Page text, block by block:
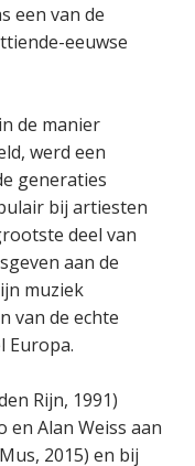
een van de
eeuwse
de manier
werd een
generaties
bij artiesten
deel van
aan de
muziek
van de echte
Europa.
Rijn, 1991)
en Alan Weiss aan
2015) en bij